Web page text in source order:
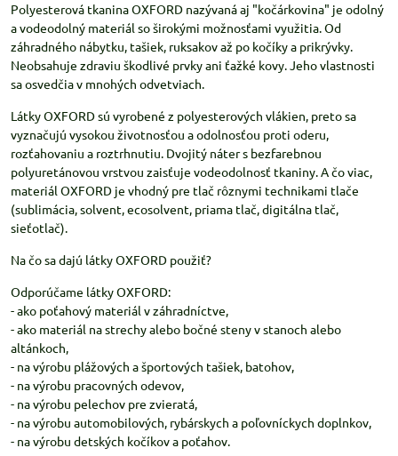
Polyesterová tkanina OXFORD nazývaná aj "kočárkovina" je odolný
a vodeodolný materiál so širokými možnosťami využitia. Od
záhradného nábytku, tašiek, ruksakov až po kočíky a prikrývky.
Neobsahuje zdraviu škodlivé prvky ani ťažké kovy. Jeho vlastnosti
sa osvedčia v mnohých odvetviach.
Látky OXFORD sú vyrobené z polyesterových vlákien, preto sa
vyznačujú vysokou životnosťou a odolnosťou proti oderu,
rozťahovaniu a roztrhnutiu. Dvojitý náter s bezfarebnou
polyuretánovou vrstvou zaisťuje vodeodolnosť tkaniny. A čo viac,
materiál OXFORD je vhodný pre tlač rôznymi technikami tlače
(sublimácia, solvent, ecosolvent, priama tlač, digitálna tlač,
sieťotlač).
Na čo sa dajú látky OXFORD použiť?
Odporúčame látky OXFORD:
- ako poťahový materiál v záhradníctve,
- ako materiál na strechy alebo bočné steny v stanoch alebo
altánkoch,
- na výrobu plážových a športových tašiek, batohov,
- na výrobu pracovných odevov,
- na výrobu pelechov pre zvieratá,
- na výrobu automobilových, rybárskych a poľovníckych doplnkov,
- na výrobu detských kočíkov a poťahov.